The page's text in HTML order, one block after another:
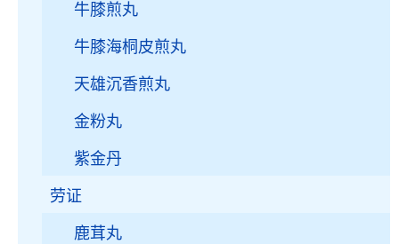
牛膝煎丸
牛膝海桐皮煎丸
天雄沉香煎丸
金粉丸
紫金丹
劳证
鹿茸丸